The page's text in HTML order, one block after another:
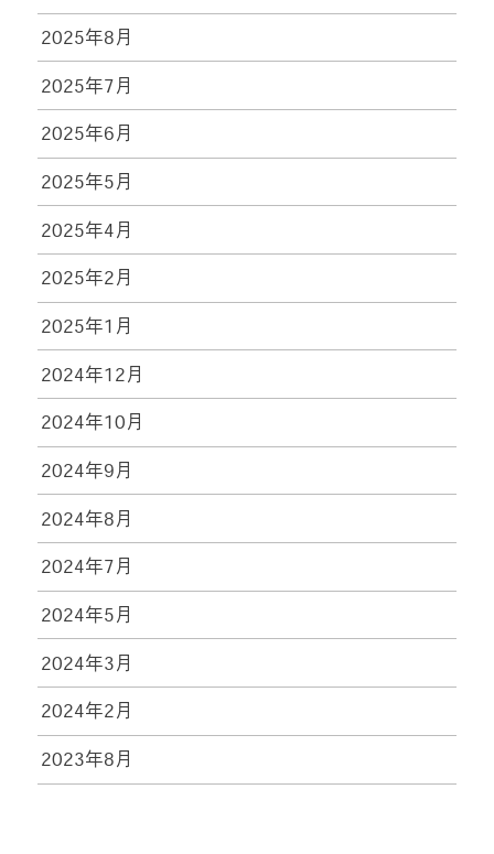
2025年8月
2025年7月
2025年6月
2025年5月
2025年4月
2025年2月
2025年1月
2024年12月
2024年10月
2024年9月
2024年8月
2024年7月
2024年5月
2024年3月
2024年2月
2023年8月